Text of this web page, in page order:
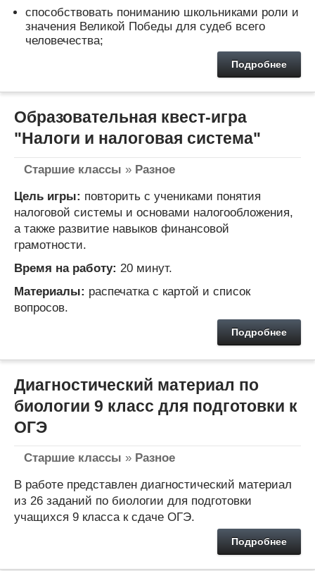
способствовать пониманию школьниками роли и
значения Великой Победы для судеб всего
человечества;
Подробнее
Образовательная квест-игра
"Налоги и налоговая система"
Старшие классы » Разное
Цель игры: повторить с учениками понятия
налоговой системы и основами налогообложения,
а также развитие навыков финансовой
грамотности.
Время на работу: 20 минут.
Материалы: распечатка с картой и список
вопросов.
Подробнее
Диагностический материал по
биологии 9 класс для подготовки к
ОГЭ
Старшие классы » Разное
В работе представлен диагностический материал
из 26 заданий по биологии для подготовки
учащихся 9 класса к сдаче ОГЭ.
Подробнее